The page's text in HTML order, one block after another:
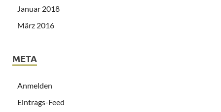
Januar 2018
März 2016
META
Anmelden
Eintrags-Feed